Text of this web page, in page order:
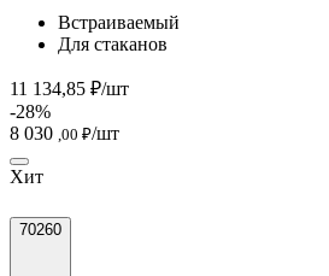
Встраиваемый
Для стаканов
11 134,85 ₽/шт
-28%
8 030 ,00 ₽/шт
Хит
70260